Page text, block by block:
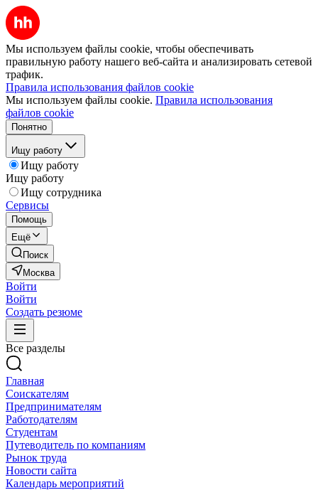
Мы используем файлы cookie, чтобы обеспечивать
правильную работу нашего веб-сайта и анализировать сетевой
трафик.
Правила использования файлов cookie
Мы используем файлы cookie. Правила использования
файлов cookie
Понятно
Ищу работу
Ищу работу
Ищу работу
Ищу сотрудника
Сервисы
Помощь
Ещё
Поиск
Москва
Войти
Войти
Создать резюме
Все разделы
Главная
Соискателям
Предпринимателям
Работодателям
Студентам
Путеводитель по компаниям
Рынок труда
Новости сайта
Календарь мероприятий